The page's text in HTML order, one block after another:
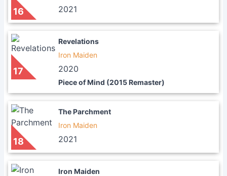
16 2021
17
Revelations
Iron Maiden
2020
Piece of Mind (2015 Remaster)
18
The Parchment
Iron Maiden
2021
Iron Maiden